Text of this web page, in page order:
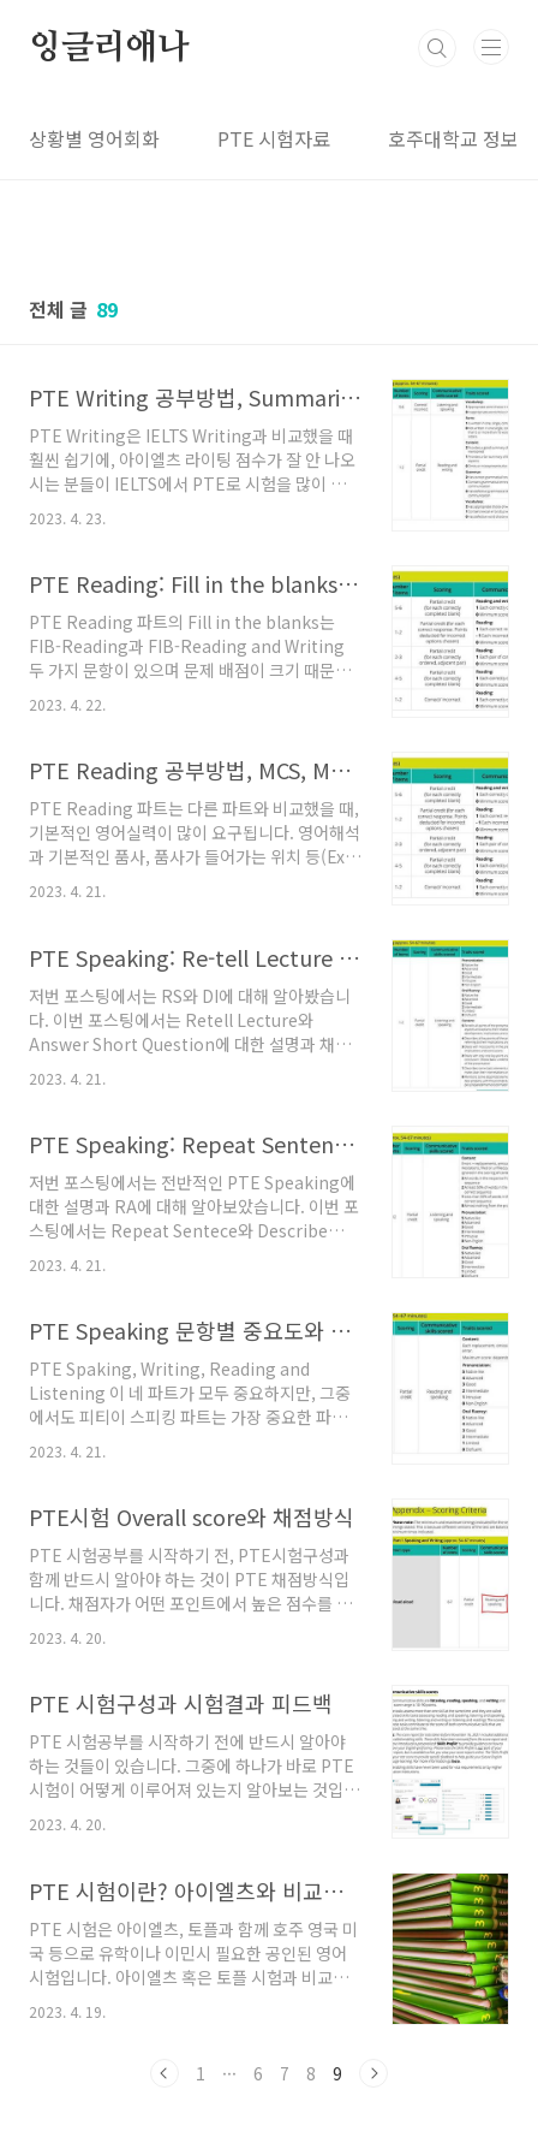
잉글리애나
상황별 영어회화 PTE 시험자료 호주대학교 정보
전체 글 89
PTE Writing 공부방법, Summarize Written Text
PTE Writing은 IELTS Writing과 비교했을 때
훨씬 쉽기에, 아이엘츠 라이팅 점수가 잘 안 나오
시는 분들이 IELTS에서 PTE로 시험을 많이 변경
하는 편입니다. 영어문법, 스펠링, 어순은 물론이
고 글의 논리력, 타당성이 받침이 되어 서술해야
높은 점수를 받을 수 있는 PTE 라이팅을 지금부
터 자세히 설명하겠습니다.PTE Writing 공부방
법PTE writing은 SWT(Summarize Written
Text)와 WE(Writie Essay) 두 문항으로 구성됩
니다. 앞의 PTE시험 Overall score와 채점방식
포스팅에서 다루었던 것처럼 핵심은 문제에서 주
2023. 4. 23.
PTE Reading: Fill in the blanks-R, Fill in the blanks-R and W
PTE Reading 파트의 Fill in the blanks는
FIB-Reading과 FIB-Reading and Writing
두 가지 문항이 있으며 문제 배점이 크기 때문에
피티이 리딩에서 중요한 문항입니다. 문제의 난
이도는 같은 품사의 단어들 중에 맞는 뜻을 골라
에, 해석이 되지 않아도 품사의 위치로 문제를 풀
수 있는 문제들이 많은 FIB-R 보다 어렵습니다.
지금부터 예시를 들어 자세히 설명을 하겠습니
다. Fill in the blanks-Reading(FIB-R) FIB-
Reading은 지문과 여러개의 보기를 주고 그 문
장에 맞는 단어를 드래그해서 넣으면 되는 문제
2023. 4. 22.
PTE Reading 공부방법, MCS, MCM과 RO
PTE Reading 파트는 다른 파트와 비교했을 때,
기본적인 영어실력이 많이 요구됩니다. 영어해석
과 기본적인 품사, 품사가 들어가는 위치 등(Ex.
명사, 형용사, 부사 등)을 알고 있어야 리딩에서
높은 점수를 받을 수 있습니다. 피티이 리딩도 배
문제들이 있기에 이번 포스팅을 꼼꼼히 잘 읽어
주시기 바랍니다. PTE Reading 공부방법 리딩
파트는 영어실력에 따라 가장 쉽기도 또는 가장
어렵기도 한 파트입니다. 우리가 흔히 많이보던
토익과 같은 시험이기 때문에 영어문법이나 단어
를 잘 알고 있으면 어렵지 않습니다. 하지만 반대
다고 하는 것은 기출에서 똑같은 혹..
2023. 4. 21.
PTE Speaking: Re-tell Lecture 공부방법과 DI 예시, ASQ
저번 포스팅에서는 RS와 DI에 대해 알아봤습니
다. 이번 포스팅에서는 Retell Lecture와
Answer Short Question에 대한 설명과 채점
다양한 DI 문제 유형들에 대한 예시를 들며 어떻
있는지 팁을 알려드리겠습니다. Re-tell
Lecture(RL) 공부방법 Retell lecture는 1-2
개의 문제가 나오고 리스닝과 스피킹 점수에 영
향을 끼칩니다. 채점방식은 DI와 같이
Pronunciation, Oral fluency 그리고 DI와 마
찬가지로 open response이기때문에
다. DI..
2023. 4. 21.
PTE Speaking: Repeat Sentence와 Describe Image 공부방법
저번 포스팅에서는 전반적인 PTE Speaking에
대한 설명과 RA에 대해 알아보았습니다. 이번 포
스팅에서는 Repeat Sentece와 Describe
트 모두 피티이 스피킹 영역에서 중요한 문제들
리고 그에 맞는 효과적인 공부법을 자세하게 설
명하겠습니다. Repeat Sentece 공부방법 RS
는 10-12개의 문제가 나오고 리스닝과 스피킹 점
수에 영향을 끼칩니다. 채점방식은 전 포스팅에
설명드린 RA와 같이 Content,
Pronunciation and Oral fluency를 바탕으로
이 될 수도 있습..
2023. 4. 21.
PTE Speaking 문항별 중요도와 연습하는법, Read Aloud, RA 예시
PTE Spaking, Writing, Reading and
Listening 이 네 파트가 모두 중요하지만, 그중
에서도 피티이 스피킹 파트는 가장 중요한 파트
입니다. 여러 학원들에서 분석한 PTE mark
distribution chart에 나와있는 것처럼 스피킹
부한다면 단기간에 가장 점수를 빠르게 올릴 수
습하는법 PTE Speaking 파트는 중요도가 높은
문항을 알고 중점적으로 공부하고, 그에 맞는 공
부법과 스킬, 적절한 템플릿을 사용하면 단기간
에 충분히 높은 점수를 받을 수 있습니다. 스피킹
RA(Read A..
2023. 4. 21.
PTE시험 Overall score와 채점방식
PTE 시험공부를 시작하기 전, PTE시험구성과
함께 반드시 알아야 하는 것이 PTE 채점방식입
니다. 채점자가 어떤 포인트에서 높은 점수를 주
는지 알고 공부하면 훨씬 빠르게 원하는 점수를
취득할 수 있습니다. 지금부터 Pearson 공식 홈
PTE가 어떻게 채점되는지 알아보겠습니다.
주소로 들어가서 Download our score guide
for test takers를 클릭하시면 채점가이드를 무
료로 다운로드할 수 있습니다.
https://www.pearsonpte.com/scoring
2023. 4. 20.
PTE 시험구성과 시험결과 피드백
PTE 시험공부를 시작하기 전에 반드시 알아야
하는 것들이 있습니다. 그중에 하나가 바로 PTE
시험이 어떻게 이루어져 있는지 알아보는 것입니
다. 본격적으로 공부하기에 앞서 PTE 시험구성
에 따른 문제유형을 정확히 파악해 효과적인 공
니다. 시험을 이미 봤다면 피드백을 활용해 다음
시험을 보완할 수 있습니다. PTE 시험구성 PTE
시험은 총 4개의 유형인 Speaking(말하기),
Writing(쓰기), Reading(읽기) 그리고
Listening(듣기)로 구성되어 있습니다.
Speaking은 총 5파트 Read Aloud(RA),
2023. 4. 20.
PTE 시험이란? 아이엘츠와 비교시 장단점, 공부방법과 예약하기
PTE 시험은 아이엘츠, 토플과 함께 호주 영국 미
국 등으로 유학이나 이민시 필요한 공인된 영어
시험입니다. 아이엘츠 혹은 토플 시험과 비교했
수 있는 많은 장점이 있습니다. 지금부터 어떤 공
께 도움이 될만한 PTE 시험유형과 장점에 대해
2023. 4. 19.
1 ··· 6 7 8 9